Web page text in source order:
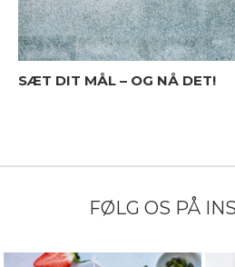
SÆT DIT MÅL – OG NÅ DET!
FØLG OS PÅ